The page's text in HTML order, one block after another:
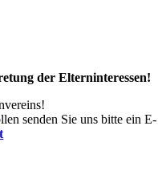
der Elterninteressen!
senden Sie uns bitte ein E-